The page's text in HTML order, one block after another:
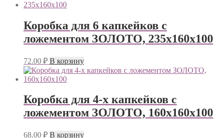
Коробка для 6 капкейков с
ложементом ЗОЛОТО, 235х160х100
72.00 ₽ В корзину
Коробка для 4-х капкейков с
ложементом ЗОЛОТО, 160х160х100
68.00 ₽ В корзину